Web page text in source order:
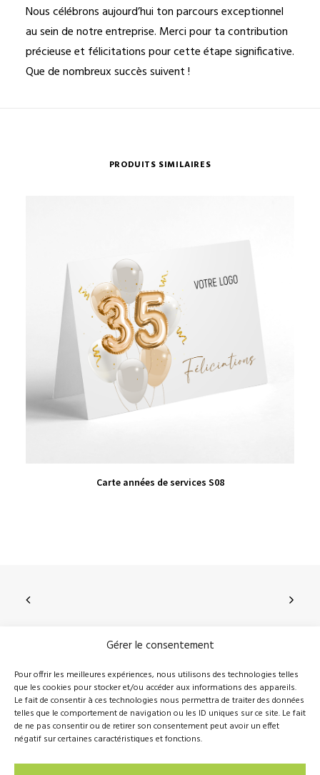
Gérer le consentement
Pour offrir les meilleures expériences, nous utilisons des technologies telles
que les cookies pour stocker et/ou accéder aux informations des appareils.
Le fait de consentir à ces technologies nous permettra de traiter des données
telles que le comportement de navigation ou les ID uniques sur ce site. Le fait
de ne pas consentir ou de retirer son consentement peut avoir un effet
négatif sur certaines caractéristiques et fonctions.
Nous célébrons aujourd’hui ton parcours exceptionnel
au sein de notre entreprise. Merci pour ta contribution
précieuse et félicitations pour cette étape significative.
Que de nombreux succès suivent !
PRODUITS SIMILAIRES
VIEW PRODUCT
Carte années de services S08
210, rue Principale, Vallée-Jonction (Qc), G0S 3J0
418 389-8899info@novalie.ca
© 2016 Novalie Tous droits réservés –Politique de